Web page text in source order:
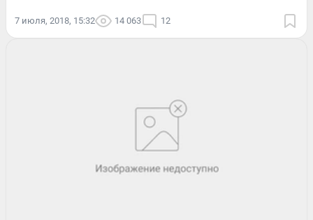
7 июля, 2018, 15:32 14 063 12